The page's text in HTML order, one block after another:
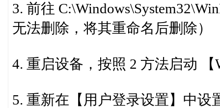
3. 前往
无法删除，将其重命名后删除）
4. 重启设备，按照 2 方法启动 【
5. 重新在【用户登录设置】中设